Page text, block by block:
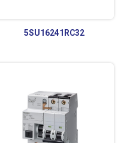
5SU16241RC32